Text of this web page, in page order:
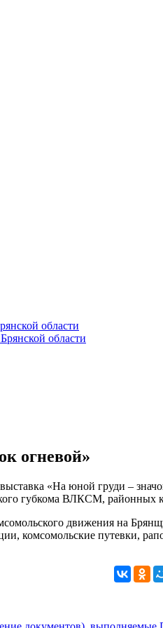
области
области
огневой»
«На юной груди –
губкома ВЛКСМ,
движения на
комсомольские путевки,